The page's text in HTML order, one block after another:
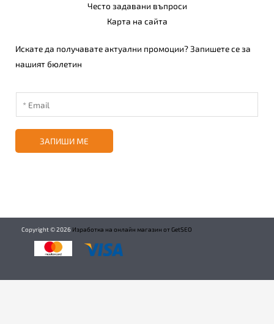
Често задавани въпроси
Карта на сайта
Искате да получавате актуални промоции? Запишете се за
нашият бюлетин
ЗАПИШИ МЕ
Copyright ©2026 Изработка на онлайн магазин от GetSEO